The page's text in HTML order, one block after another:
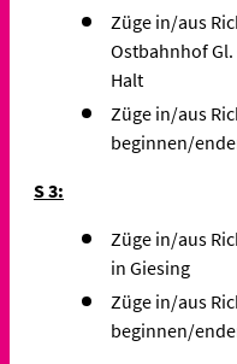
Züge in/aus
Ostbahnhof
Halt
Züge in/aus
beginnen/
S 3:
Züge in/aus
in Giesing
Züge in/aus
beginnen/